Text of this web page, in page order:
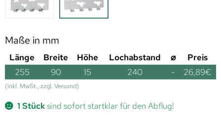
Maße in mm
Länge Breite Höhe Lochabstand ⌀
Preis
255
90 15 240 - 26,89€
(inkl. MwSt., zzgl. Versand)
1 Stücksind sofort startklar für den Abflug!